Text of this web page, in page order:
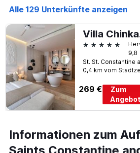
den
Tagen
gefunden
wurde.
Alle 129 Unterkünfte anzeigen
5 Sterne
9,8
0,4 km vom
269 €
Zum
Angebot
Informationen zum